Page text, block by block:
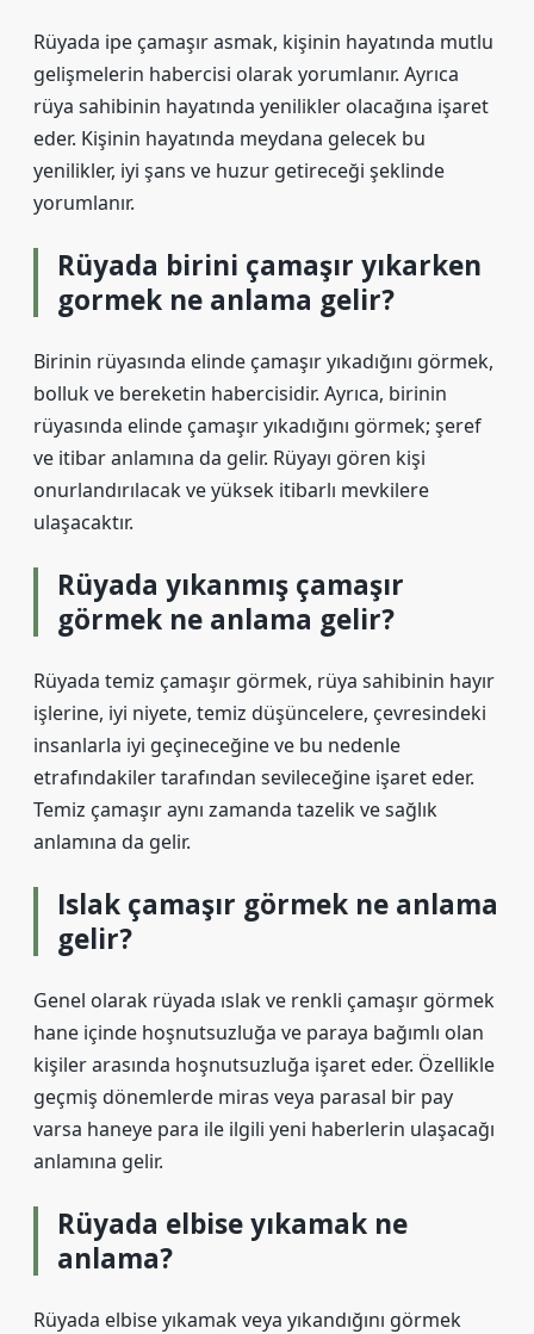
Rüyada ipe çamaşır asmak, kişinin hayatında mutlu
gelişmelerin habercisi olarak yorumlanır. Ayrıca
rüya sahibinin hayatında yenilikler olacağına işaret
eder. Kişinin hayatında meydana gelecek bu
yenilikler, iyi şans ve huzur getireceği şeklinde
yorumlanır.
Rüyada birini çamaşır yıkarken
gormek ne anlama gelir?
Birinin rüyasında elinde çamaşır yıkadığını görmek,
bolluk ve bereketin habercisidir. Ayrıca, birinin
rüyasında elinde çamaşır yıkadığını görmek; şeref
ve itibar anlamına da gelir. Rüyayı gören kişi
onurlandırılacak ve yüksek itibarlı mevkilere
ulaşacaktır.
Rüyada yıkanmış çamaşır
görmek ne anlama gelir?
Rüyada temiz çamaşır görmek, rüya sahibinin hayır
işlerine, iyi niyete, temiz düşüncelere, çevresindeki
insanlarla iyi geçineceğine ve bu nedenle
etrafındakiler tarafından sevileceğine işaret eder.
Temiz çamaşır aynı zamanda tazelik ve sağlık
anlamına da gelir.
Islak çamaşır görmek ne anlama
gelir?
Genel olarak rüyada ıslak ve renkli çamaşır görmek
hane içinde hoşnutsuzluğa ve paraya bağımlı olan
kişiler arasında hoşnutsuzluğa işaret eder. Özellikle
geçmiş dönemlerde miras veya parasal bir pay
varsa haneye para ile ilgili yeni haberlerin ulaşacağı
anlamına gelir.
Rüyada elbise yıkamak ne
anlama?
Rüyada elbise yıkamak veya yıkandığını görmek